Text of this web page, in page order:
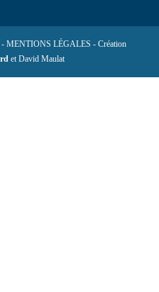
MENTIONS LÉGALES - Création
et David Maulat